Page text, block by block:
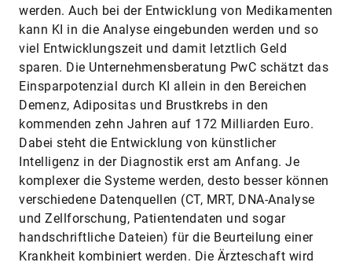
werden. Auch bei der Entwicklung von Medikamenten
kann KI in die Analyse eingebunden werden und so
viel Entwicklungszeit und damit letztlich Geld
sparen. Die Unternehmensberatung PwC schätzt das
Einsparpotenzial durch KI allein in den Bereichen
Demenz, Adipositas und Brustkrebs in den
kommenden zehn Jahren auf 172 Milliarden Euro.
Dabei steht die Entwicklung von künstlicher
Intelligenz in der Diagnostik erst am Anfang. Je
komplexer die Systeme werden, desto besser können
verschiedene Datenquellen (CT, MRT, DNA-Analyse
und Zellforschung, Patientendaten und sogar
handschriftliche Dateien) für die Beurteilung einer
Krankheit kombiniert werden. Die Ärzteschaft wird